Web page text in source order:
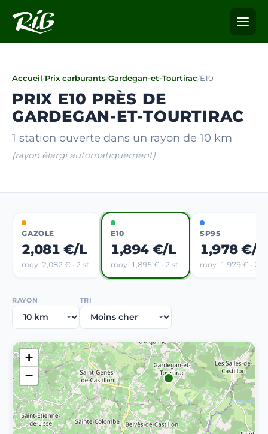
Accueil/Prix carburants/Gardegan-et-Tourtirac/E10
PRIX E10 PRÈS DE
GARDEGAN-ET-TOURTIRAC
1 station ouverte dans un rayon de 10 km
(rayon élargi automatiquement)
GAZOLE
2,081 €/L
moy. 2,082 € · 2 st.
E10
1,894 €/L
moy. 1,895 € · 2 st.
SP95
1,978 €/L
moy. 1,979 € · 2
RAYON TRI
+
−